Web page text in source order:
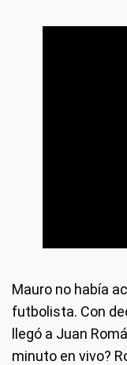
Mauro no había
futbolista. Con
llegó a Juan
minuto en vivo?